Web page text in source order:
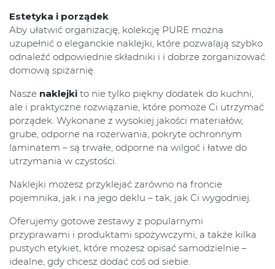
Estetyka i porządek
Aby ułatwić organizację, kolekcję PURE można
uzupełnić o eleganckie naklejki, które pozwalają szybko
odnaleźć odpowiednie składniki i i dobrze zorganizować
domową spiżarnię.
Nasze naklejki to nie tylko piękny dodatek do kuchni,
ale i praktyczne rozwiązanie, które pomoże Ci utrzymać
porządek. Wykonane z wysokiej jakości materiałów,
grube, odporne na rozerwania, pokryte ochronnym
laminatem – są trwałe, odporne na wilgoć i łatwe do
utrzymania w czystości.
Naklejki możesz przyklejać zarówno na froncie
pojemnika, jak i na jego deklu – tak, jak Ci wygodniej.
Oferujemy gotowe zestawy z popularnymi
przyprawami i produktami spożywczymi, a także kilka
pustych etykiet, które możesz opisać samodzielnie –
idealne, gdy chcesz dodać coś od siebie.